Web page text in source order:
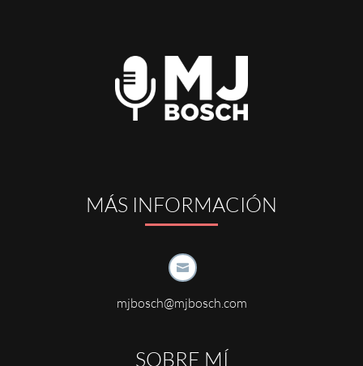
MÁS INFORMACIÓN

mjbosch@mjbosch.com
SOBRE MÍ